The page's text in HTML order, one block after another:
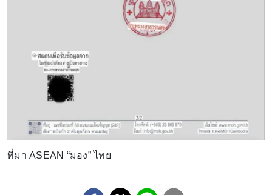
ที่มา ASEAN “มอง” ไทย